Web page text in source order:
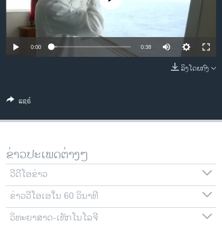
ອິດສະຫຼະພາບດ້ານການຂ່າວ
ຊີວິດຊາວລາວ
ຊຸມຊົນຊາວລາວ
ວິທະຍາສາດ-ເທັກໂນໂລຈີ
ພາສາອັງກິດ
ລາຍການກະຈາຍສຽງ
ລາຍງານ
ຕິດຕາມພວກເຮົາ ທີ່
ພາສາຕ່າງໆ
0:00 0:38
ລິງໂດຍກົງ
ແຊຣ໌
ຂ່າວປະເພດຕ່າງໆ
ວີດີໂອຂ່າວ
ຂ່າວວີໂອເອໃນ 60 ວິນາທີ
ວິທະຍາສາດ-ເທັກໂນໂລຈີ